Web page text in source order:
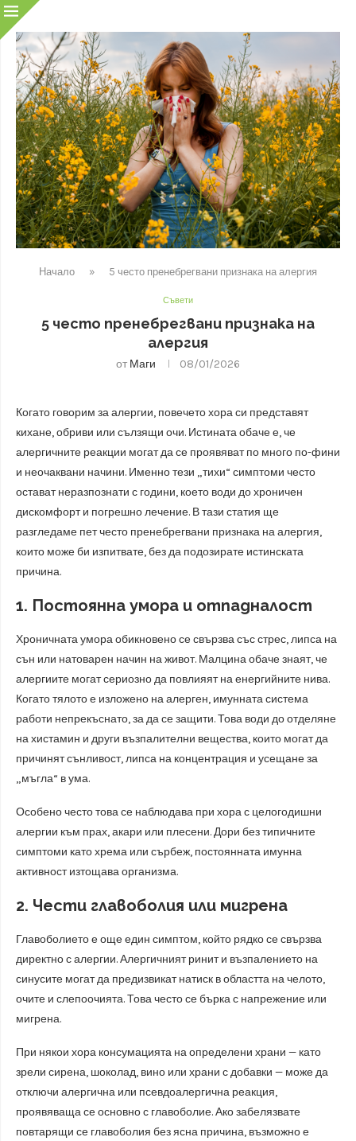
Начало » 5 често пренебрегвани признака на алергия
Съвети
5 често пренебрегвани признака на
алергия
от Маги 08/01/2026
Когато говорим за алергии, повечето хора си представят
кихане, обриви или сълзящи очи. Истината обаче е, че
алергичните реакции могат да се проявяват по много по-фини
и неочаквани начини. Именно тези „тихи“ симптоми често
остават неразпознати с години, което води до хроничен
дискомфорт и погрешно лечение. В тази статия ще
разгледаме пет често пренебрегвани признака на алергия,
които може би изпитвате, без да подозирате истинската
причина.
1. Постоянна умора и отпадналост
Хроничната умора обикновено се свързва със стрес, липса на
сън или натоварен начин на живот. Малцина обаче знаят, че
алергиите могат сериозно да повлияят на енергийните нива.
Когато тялото е изложено на алерген, имунната система
работи непрекъснато, за да се защити. Това води до отделяне
на хистамин и други възпалителни вещества, които могат да
причинят сънливост, липса на концентрация и усещане за
„мъгла“ в ума.
Особено често това се наблюдава при хора с целогодишни
алергии към прах, акари или плесени. Дори без типичните
симптоми като хрема или сърбеж, постоянната имунна
активност изтощава организма.
2. Чести главоболия или мигрена
Главоболието е още един симптом, който рядко се свързва
директно с алергии. Алергичният ринит и възпалението на
синусите могат да предизвикат натиск в областта на челото,
очите и слепоочията. Това често се бърка с напрежение или
мигрена.
При някои хора консумацията на определени храни — като
зрели сирена, шоколад, вино или храни с добавки — може да
отключи алергична или псевдоалергична реакция,
проявяваща се основно с главоболие. Ако забелязвате
повтарящи се главоболия без ясна причина, възможно е